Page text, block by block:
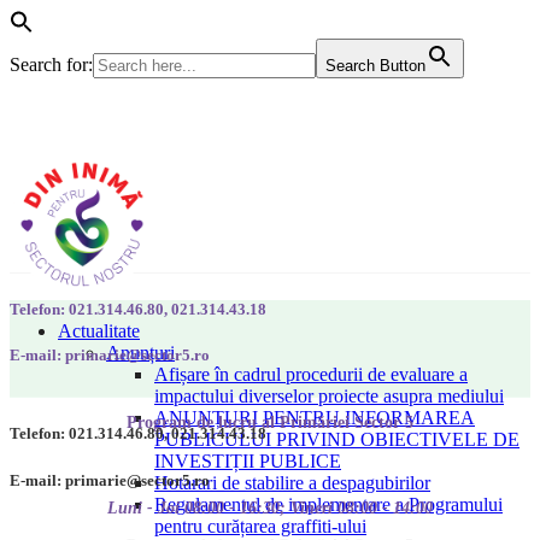
Search for: Search Button
Actualitate
Anunțuri
Afișare în cadrul procedurii de evaluare a
impactului diverselor proiecte asupra mediului
ANUNȚURI PENTRU INFORMAREA
PUBLICULUI PRIVIND OBIECTIVELE DE
INVESTIȚII PUBLICE
Hotarari de stabilire a despagubirilor
Regulamentul de implementare a Programului
pentru curățarea graffiti-ului
Telefon: 021.314.46.80, 021.314.43.18
E-mail: primarie@sector5.ro
Program de lucru al Primăriei Sector 5
Luni - Joi 08:00 - 16:30; Vineri 08:00 - 14:00
Telefon: 021.314.46.80, 021.314.43.18
E-mail: primarie@sector5.ro